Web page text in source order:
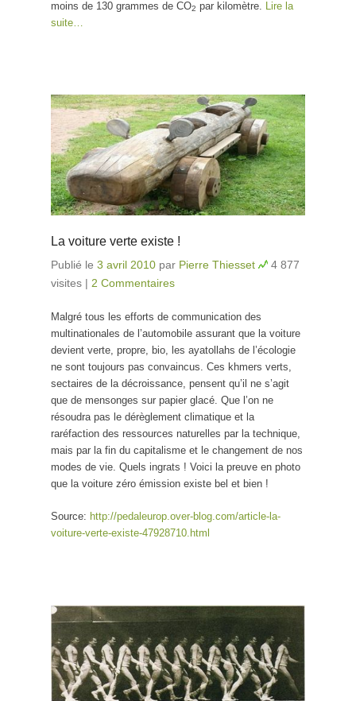
moins de 130 grammes de CO2 par kilomètre. Lire la
suite…
La voiture verte existe !
Publié le 3 avril 2010 par Pierre Thiesset
4 877
visites | 2 Commentaires
Malgré tous les efforts de communication des
multinationales de l’automobile assurant que la voiture
devient verte, propre, bio, les ayatollahs de l’écologie
ne sont toujours pas convaincus. Ces khmers verts,
sectaires de la décroissance, pensent qu’il ne s’agit
que de mensonges sur papier glacé. Que l’on ne
résoudra pas le dérèglement climatique et la
raréfaction des ressources naturelles par la technique,
mais par la fin du capitalisme et le changement de nos
modes de vie. Quels ingrats ! Voici la preuve en photo
que la voiture zéro émission existe bel et bien !
Source: http://pedaleurop.over-blog.com/article-la-
voiture-verte-existe-47928710.html